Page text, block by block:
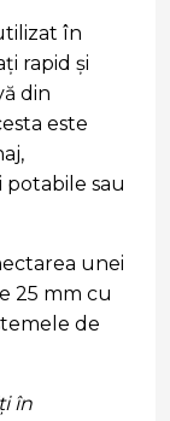
în
rapid și
din
este
sau
unei
25 mm cu
de
în